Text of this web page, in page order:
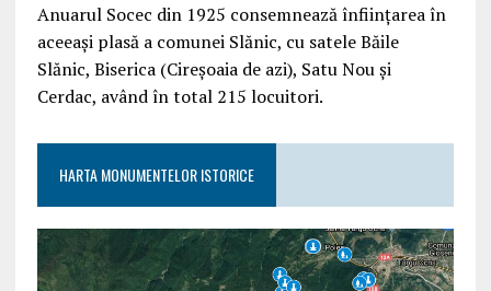
Anuarul Socec din 1925 consemnează înființarea în
aceeași plasă a comunei Slănic, cu satele Băile
Slănic, Biserica (Cireșoaia de azi), Satu Nou și
Cerdac, având în total 215 locuitori.
HARTA MONUMENTELOR ISTORICE